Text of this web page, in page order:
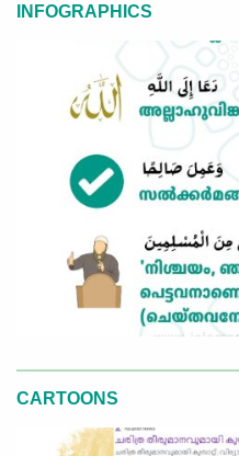
INFOGRAPHICS
CARTOONS